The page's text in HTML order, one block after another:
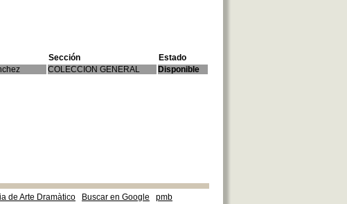
Sección
Estado
COLECCION GENERAL Disponible
de Arte Dramàtico Buscar en Google pmb